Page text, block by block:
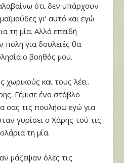
ότι δεν υπάρχουν
γι’ αυτό και εγώ
τη μία. Αλλά επειδή
πόλη για δουλειές θα
ο βοηθός μου.
και τους λέει.
Γέμισε ένα στάβλο
σας τις πουλήσω εγώ για
γυρίσει ο Χάρης τού τις
τη μία.
μάζεψαν όλες τις